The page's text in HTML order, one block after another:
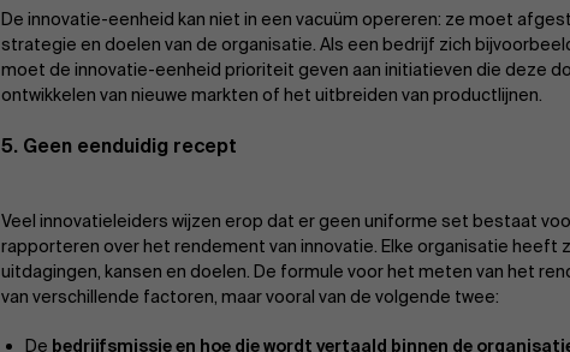
De innovatie-eenheid kan niet in een vacuüm opereren: ze moet
strategie en doelen van de organisatie. Als een bedrijf zich
moet de innovatie-eenheid prioriteit geven aan initiatieven die deze
ontwikkelen van nieuwe markten of het uitbreiden van productlijnen.
5. Geen eenduidig recept
Veel innovatieleiders wijzen erop dat er geen uniforme set bestaat
rapporteren over het rendement van innovatie. Elke organisatie heeft
uitdagingen, kansen en doelen. De formule voor het meten van het
van verschillende factoren, maar vooral van de volgende twee:
De bedrijfsmissie en hoe die wordt vertaald binnen de